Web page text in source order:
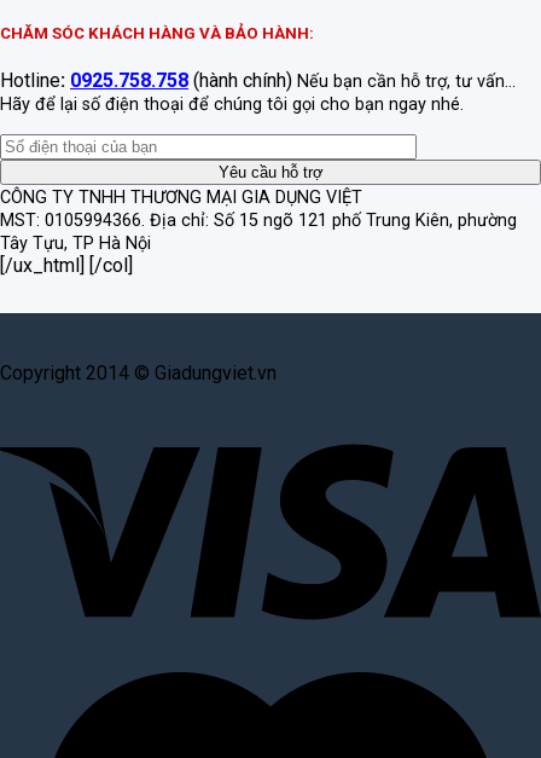
CHĂM SÓC KHÁCH HÀNG VÀ BẢO HÀNH:
Hotline: 0925.758.758 (hành chính) Nếu bạn cần hỗ trợ, tư vấn...
Hãy để lại số điện thoại để chúng tôi gọi cho bạn ngay nhé.
CÔNG TY TNHH THƯƠNG MẠI GIA DỤNG VIỆT
MST: 0105994366. Địa chỉ: Số 15 ngõ 121 phố Trung Kiên, phường
Tây Tựu, TP Hà Nội
[/ux_html] [/col]
Copyright 2014 © Giadungviet.vn